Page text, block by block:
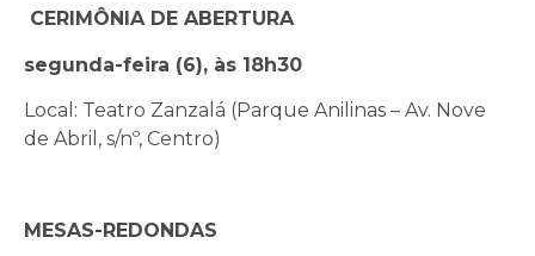
CERIMÔNIA DE ABERTURA
segunda-feira (6), às 18h30
Local: Teatro Zanzalá (Parque Anilinas – Av. Nove
de Abril, s/nº, Centro)
MESAS-REDONDAS